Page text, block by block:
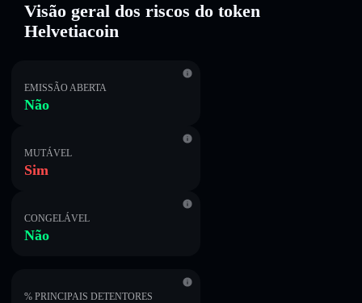
Visão geral dos riscos do token
Helvetiacoin
EMISSÃO ABERTA
Não
MUTÁVEL
Sim
CONGELÁVEL
Não
% PRINCIPAIS DETENTORES